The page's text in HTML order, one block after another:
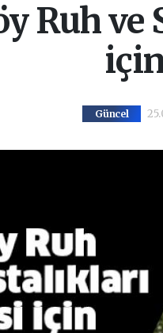
Ruh ve
Güncel